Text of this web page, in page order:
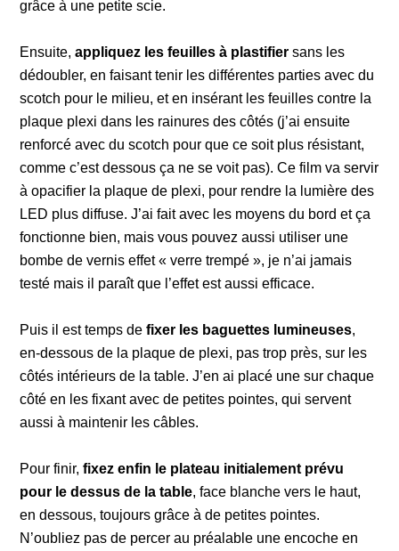
grâce à une petite scie.
Ensuite,appliquez les feuilles à plastifier sans les
dédoubler, en faisant tenir les différentes parties avec du
scotch pour le milieu, et en insérant les feuilles contre la
plaque plexi dans les rainures des côtés (j’ai ensuite
renforcé avec du scotch pour que ce soit plus résistant,
comme c’est dessous ça ne se voit pas). Ce film va servir
à opacifier la plaque de plexi, pour rendre la lumière des
LED plus diffuse. J’ai fait avec les moyens du bord et ça
fonctionne bien, mais vous pouvez aussi utiliser une
bombe de vernis effet « verre trempé », je n’ai jamais
testé mais il paraît que l’effet est aussi efficace.
Puis il est temps defixer les baguettes lumineuses,
en-dessous de la plaque de plexi, pas trop près, sur les
côtés intérieurs de la table. J’en ai placé une sur chaque
côté en les fixant avec de petites pointes, qui servent
aussi à maintenir les câbles.
Pour finir,fixez enfin le plateau initialement prévu
pour le dessus de la table, face blanche vers le haut,
en dessous, toujours grâce à de petites pointes.
N’oubliez pas de percer au préalable une encoche en